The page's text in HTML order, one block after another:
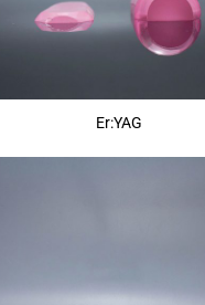
Er:YAG